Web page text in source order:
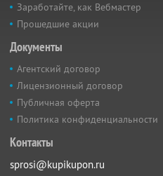
Заработайте, как Вебмастер
Прошедшие акции
Документы
Агентский договор
Лицензионный договор
Публичная оферта
Политика конфиденциальности
Контакты
sprosi@kupikupon.ru